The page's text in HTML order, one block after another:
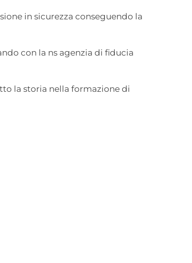
in sicurezza conseguendo la
con la ns agenzia di fiducia
la storia nella formazione di